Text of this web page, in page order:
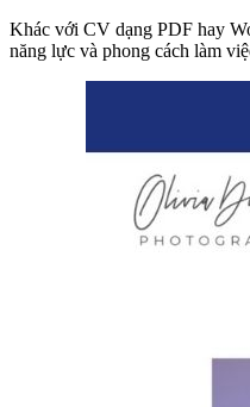
Khác với CV dạng PDF hay
năng lực và phong cách làm